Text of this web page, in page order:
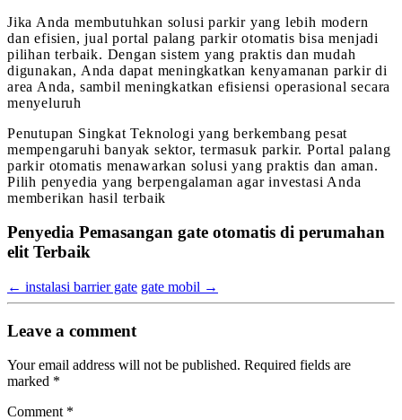
Jika Anda membutuhkan solusi parkir yang lebih modern
dan efisien, jual portal palang parkir otomatis bisa menjadi
pilihan terbaik. Dengan sistem yang praktis dan mudah
digunakan, Anda dapat meningkatkan kenyamanan parkir di
area Anda, sambil meningkatkan efisiensi operasional secara
menyeluruh
Penutupan Singkat Teknologi yang berkembang pesat
mempengaruhi banyak sektor, termasuk parkir. Portal palang
parkir otomatis menawarkan solusi yang praktis dan aman.
Pilih penyedia yang berpengalaman agar investasi Anda
memberikan hasil terbaik
Penyedia Pemasangan gate otomatis di perumahan
elit Terbaik
← instalasi barrier gate gate mobil →
Leave a comment
Your email address will not be published. Required fields are
marked *
Comment *